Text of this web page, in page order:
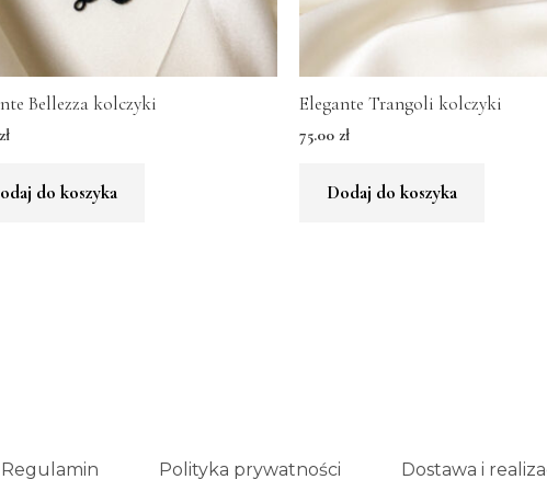
Bellezza kolczyki
zł
do koszyka
Elegante Trangoli kolczyki
75.00 zł
Dodaj do koszyka
Regulamin Polityka prywatności Dostawa i